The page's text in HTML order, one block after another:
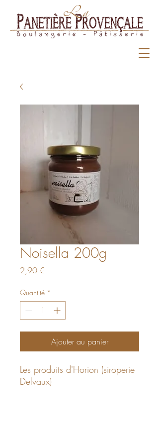
Noisella 200g
2,90 €
Quantité *
Ajouter au panier
Les produits d'Horion (siroperie
Delvaux)